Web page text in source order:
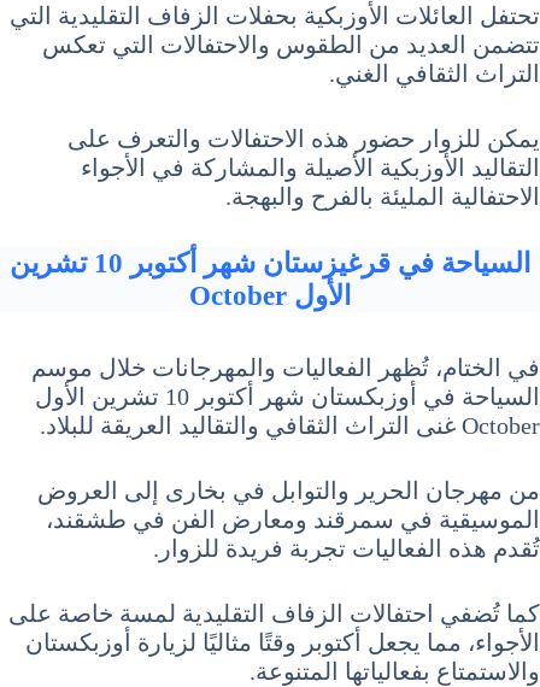
تحتفل العائلات الأوزبكية بحفلات الزفاف التقليدية التي
تتضمن العديد من الطقوس والاحتفالات التي تعكس
التراث الثقافي الغني.
يمكن للزوار حضور هذه الاحتفالات والتعرف على
التقاليد الأوزبكية الأصيلة والمشاركة في الأجواء
الاحتفالية المليئة بالفرح والبهجة.
السياحة في قرغيزستان شهر أكتوبر 10 تشرين
الأول October
في الختام، تُظهر الفعاليات والمهرجانات خلال موسم
السياحة في أوزبكستان شهر أكتوبر 10 تشرين الأول
October غنى التراث الثقافي والتقاليد العريقة للبلاد.
من مهرجان الحرير والتوابل في بخارى إلى العروض
الموسيقية في سمرقند ومعارض الفن في طشقند،
تُقدم هذه الفعاليات تجربة فريدة للزوار.
كما تُضفي احتفالات الزفاف التقليدية لمسة خاصة على
الأجواء، مما يجعل أكتوبر وقتًا مثاليًا لزيارة أوزبكستان
والاستمتاع بفعالياتها المتنوعة.